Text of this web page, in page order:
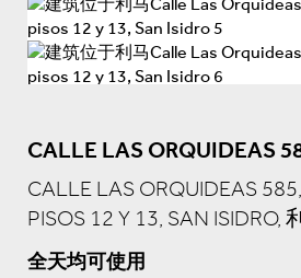
CALLE LAS ORQUIDEAS
CALLE LAS ORQUIDEAS
PISOS 12 Y 13, SAN ISIDRO,
全天均可使用